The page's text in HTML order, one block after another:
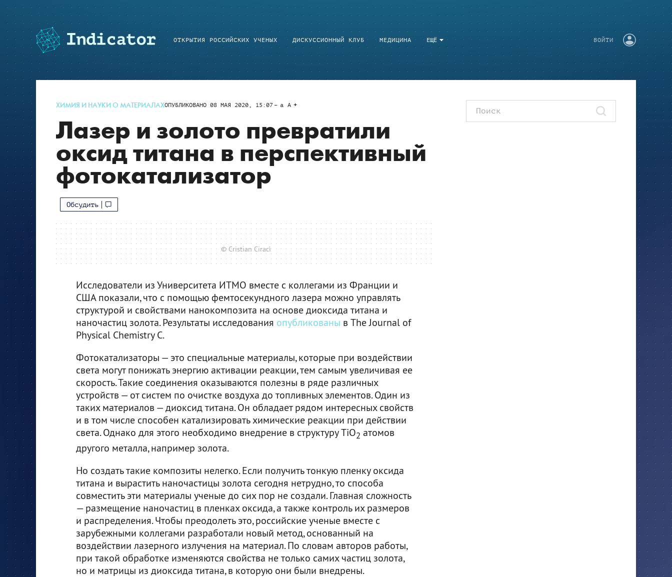
ЕЩЁ
ОТКРЫТИЯ РОССИЙСКИХ УЧЕНЫХ ДИСКУССИОННЫЙ КЛУБ МЕДИЦИНА ВОЙТИ
ХИМИЯ И НАУКИ О МАТЕРИАЛАХОПУБЛИКОВАНО 08 МАЯ 2020, 15:07 a A
Лазер и золото превратили
оксид титана в перспективный
фотокатализатор
Обсудить
© Cristian Ciracì
Исследователи из Университета ИТМО вместе с коллегами из Франции и
США показали, что с помощью фемтосекундного лазера можно управлять
структурой и свойствами нанокомпозита на основе диоксида титана и
наночастиц золота. Результаты исследования опубликованы в The Journal of
Physical Chemistry C.
Фотокатализаторы — это специальные материалы, которые при воздействии
света могут понижать энергию активации реакции, тем самым увеличивая ее
скорость. Такие соединения оказываются полезны в ряде различных
устройств — от систем по очистке воздуха до топливных элементов. Один из
таких материалов — диоксид титана. Он обладает рядом интересных свойств
и в том числе способен катализировать химические реакции при действии
света. Однако для этого необходимо внедрение в структуру TiO2 атомов
другого металла, например золота.
Но создать такие композиты нелегко. Если получить тонкую пленку оксида
титана и вырастить наночастицы золота сегодня нетрудно, то способа
совместить эти материалы ученые до сих пор не создали. Главная сложность
— размещение наночастиц в пленках оксида, а также контроль их размеров
и распределения. Чтобы преодолеть это, российские ученые вместе с
зарубежными коллегами разработали новый метод, основанный на
воздействии лазерного излучения на материал. По словам авторов работы,
при такой обработке изменяются свойства не только самих частиц золота,
но и матрицы из диоксида титана, в которую они были внедрены.